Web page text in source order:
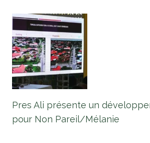
Pres Ali présente un
pour Non Pareil/Mélanie